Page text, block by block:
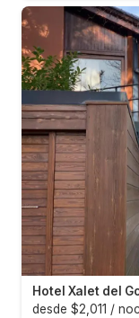
Hotel Xalet del
desde $2,011 /